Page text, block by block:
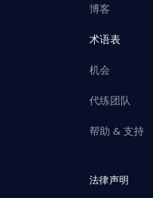
博客
术语表
机会
代练团队
帮助 & 支持
法律声明